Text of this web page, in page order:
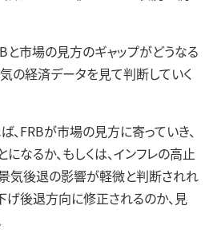
市場の見方のギャップがどうなる
の経済データを見て判断していく
FRBが市場の見方に寄っていき、
なるか、もしくは、インフレの高止
景気後退の影響が軽微と判断されれ
げ後退方向に修正されるのか、見